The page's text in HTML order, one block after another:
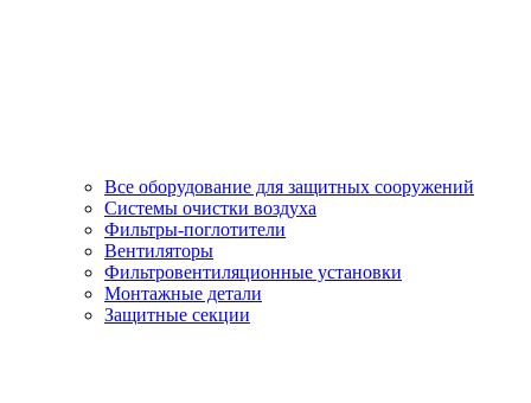
Все оборудование для защитных сооружений
Системы очистки воздуха
Фильтры-поглотители
Вентиляторы
Фильтровентиляционные установки
Монтажные детали
Защитные секции